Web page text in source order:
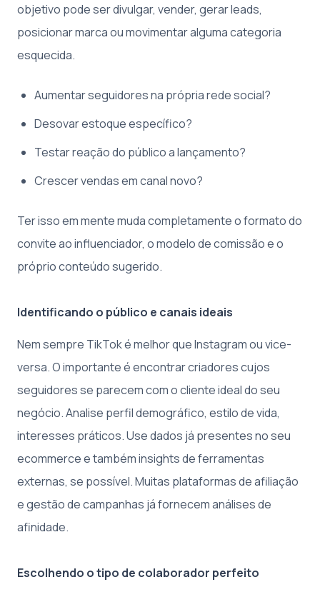
objetivo pode ser divulgar, vender, gerar leads,
posicionar marca ou movimentar alguma categoria
esquecida.
Aumentar seguidores na própria rede social?
Desovar estoque específico?
Testar reação do público a lançamento?
Crescer vendas em canal novo?
Ter isso em mente muda completamente o formato do
convite ao influenciador, o modelo de comissão e o
próprio conteúdo sugerido.
Identificando o público e canais ideais
Nem sempre TikTok é melhor que Instagram ou vice-
versa. O importante é encontrar criadores cujos
seguidores se parecem com o cliente ideal do seu
negócio. Analise perfil demográfico, estilo de vida,
interesses práticos. Use dados já presentes no seu
ecommerce e também insights de ferramentas
externas, se possível. Muitas plataformas de afiliação
e gestão de campanhas já fornecem análises de
afinidade.
Escolhendo o tipo de colaborador perfeito